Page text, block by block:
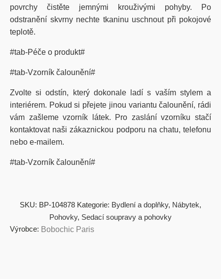
povrchy čistěte jemnými krouživými pohyby. Po
odstranění skvrny nechte tkaninu uschnout při pokojové
teplotě.
#tab-Péče o produkt#
#tab-Vzorník čalounění#
Zvolte si odstín, který dokonale ladí s vaším stylem a
interiérem. Pokud si přejete jinou variantu čalounění, rádi
vám zašleme vzorník látek. Pro zaslání vzorníku stačí
kontaktovat naši zákaznickou podporu na chatu, telefonu
nebo e-mailem.
#tab-Vzorník čalounění#
SKU: BP-104878 Kategorie: Bydlení a doplňky, Nábytek,
Pohovky, Sedací soupravy a pohovky
Výrobce: Bobochic Paris